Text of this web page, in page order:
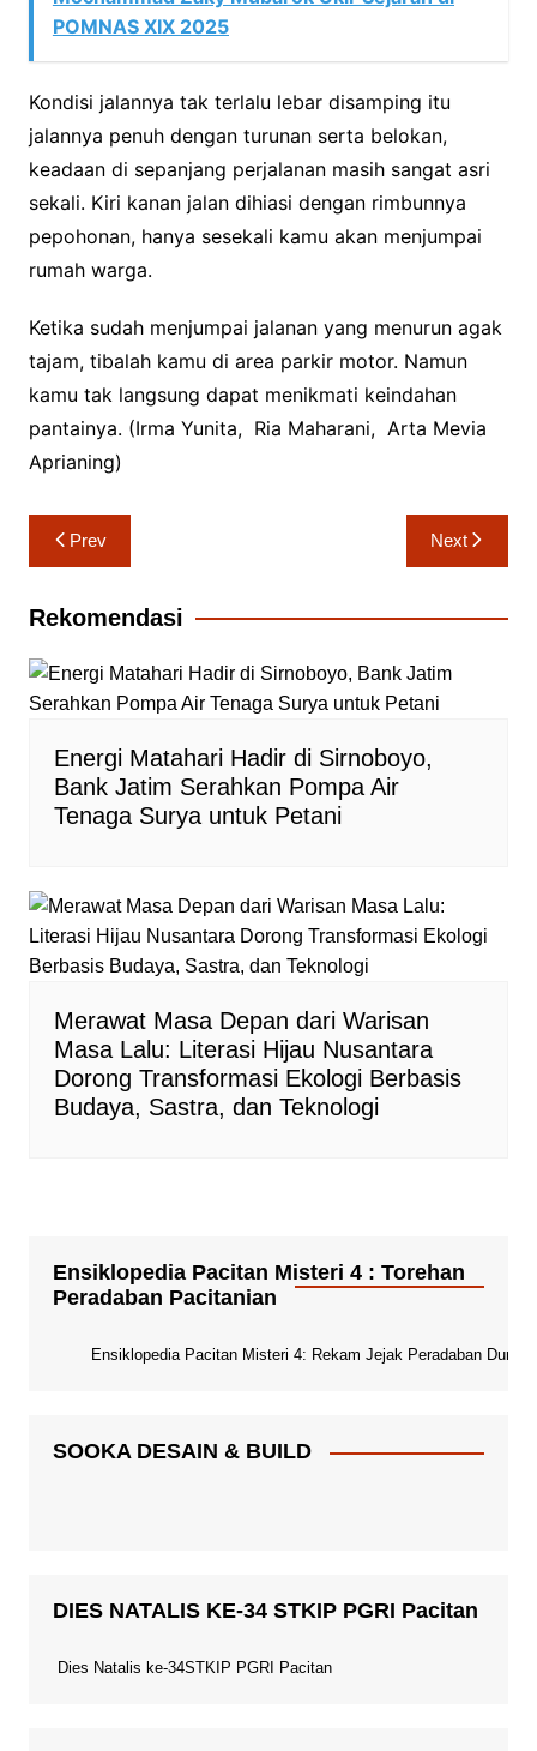
POMNAS XIX 2025
Kondisi jalannya tak terlalu lebar disamping itu
jalannya penuh dengan turunan serta belokan,
keadaan di sepanjang perjalanan masih sangat asri
sekali. Kiri kanan jalan dihiasi dengan rimbunnya
pepohonan, hanya sesekali kamu akan menjumpai
rumah warga.
Ketika sudah menjumpai jalanan yang menurun agak
tajam, tibalah kamu di area parkir motor. Namun
kamu tak langsung dapat menikmati keindahan
pantainya. (Irma Yunita, Ria Maharani, Arta Mevia
Aprianing)
Navigasi
pos
Prev Next
Rekomendasi
Energi Matahari Hadir di Sirnoboyo,
Bank Jatim Serahkan Pompa Air
Tenaga Surya untuk Petani
Merawat Masa Depan dari Warisan
Masa Lalu: Literasi Hijau Nusantara
Dorong Transformasi Ekologi Berbasis
Budaya, Sastra, dan Teknologi
Ensiklopedia Pacitan Misteri 4 : Torehan
Peradaban Pacitanian
Ensiklopedia Pacitan Misteri 4: Rekam Jejak Peradaban Dunia
SOOKA DESAIN & BUILD
DIES NATALIS KE-34 STKIP PGRI Pacitan
Dies Natalis ke-34STKIP PGRI Pacitan